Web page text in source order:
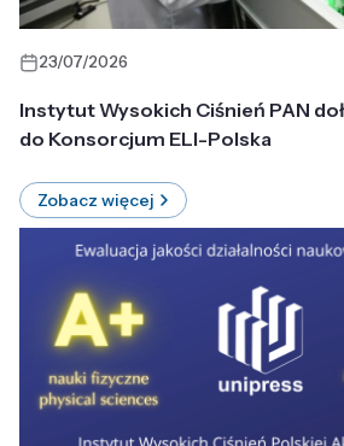
23/07/2026
Instytut Wysokich Ciśnień PAN
do Konsorcjum ELI-Polska
Zobacz więcej